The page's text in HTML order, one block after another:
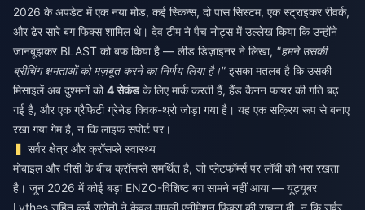
2026 के अपडेट में एक नया मोड, कई स्किन्स, दो पास सिस्टम, एक स्ट्राइकर रीवर्क,
और ढेर सारे बग फिक्स शामिल थे। देव टीम ने पैच नोट्स में उल्लेख किया कि उन्होंने
जानबूझकर BLAST को बफ किया है — लीड डिज़ाइनर ने लिखा, "हमने उसकी
ब्रीचिंग क्षमताओं को मज़बूत करने का निर्णय लिया है।" इसका मतलब है कि उसकी
मिसाइलें अब दुश्मनों को4 सेकंडके लिए मार्क करती हैं, हैंड कैनन फायर की गति बढ़
गई है, और एक ग्रैफिटी ग्रेनेड क्विक-थ्रो जोड़ा गया है। यह एक सक्रिय रूप से बनाए
रखा गया गेम है, न कि लाइफ सपोर्ट पर।
सर्वर क्षेत्र और क्रॉसप्ले स्वास्थ्य
मोबाइल और पीसी के बीच क्रॉसप्ले समर्थित है, जो प्लेटफॉर्म्स पर लॉबी को भरा रखता
है। जून 2026 में कोई बड़ा ENZO-विशिष्ट बग सामने नहीं आया — यूट्यूबर
Lythes सहित कई स्रोतों ने केवल मामूली एनीमेशन फिक्स की सूचना दी, न कि सर्वर